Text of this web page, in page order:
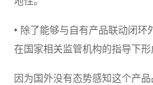
• 除了能够与自有产品联动闭
在国家相关监管机构的指导下形
因为国外没有态势感知这个产